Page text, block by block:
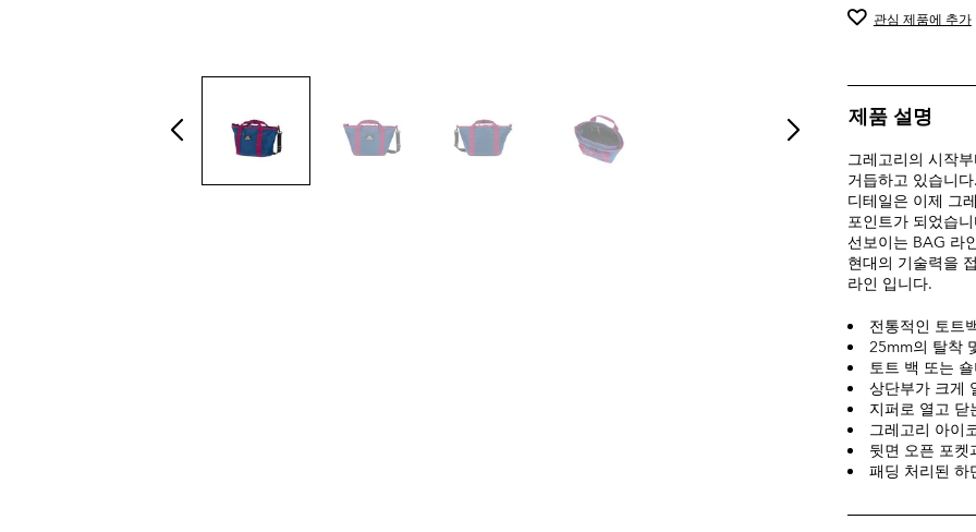
관심 제품에 추가
제품 설명
그레고리의 시작
거듭하고 있습니
디테일은 이제 그
포인트가 되었습
선보이는 BAG 라
현대의 기술력을
라인 입니다.
전통적인 토트
25mm의 탈착
토트 백 또는
상단부가 크게
지퍼로 열고 닫
그레고리 아이
뒷면 오픈 포켓
패딩 처리된 하